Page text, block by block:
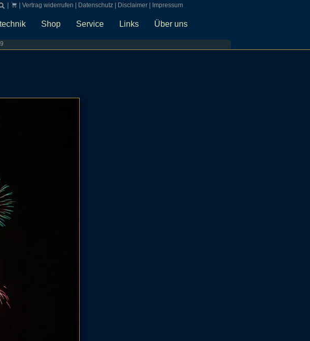
Vertrag widerrufen Datenschutz| Disclaimer| Impressum
Shop Service Links Über uns